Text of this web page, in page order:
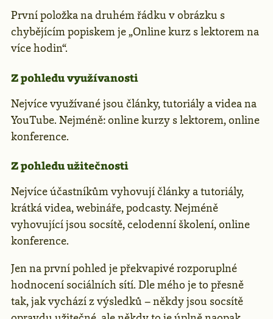
První položka na druhém řádku v obrázku s
chybějícím popiskem je „Online kurz s lektorem na
více hodin“.
Z pohledu využívanosti
Nejvíce využívané jsou články, tutoriály a videa na
YouTube. Nejméně: online kurzy s lektorem, online
konference.
Z pohledu užitečnosti
Nejvíce účastníkům vyhovují články a tutoriály,
krátká videa, webináře, podcasty. Nejméně
vyhovující jsou socsítě, celodenní školení, online
konference.
Jen na první pohled je překvapivé rozporuplné
hodnocení sociálních sítí. Dle mého je to přesně
tak, jak vychází z výsledků – někdy jsou socsítě